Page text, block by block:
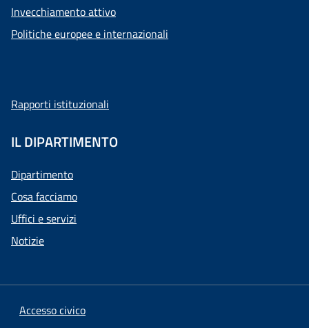
Invecchiamento attivo
Politiche europee e internazionali
Rapporti istituzionali
IL DIPARTIMENTO
Dipartimento
Cosa facciamo
Uffici e servizi
Notizie
Accesso civico